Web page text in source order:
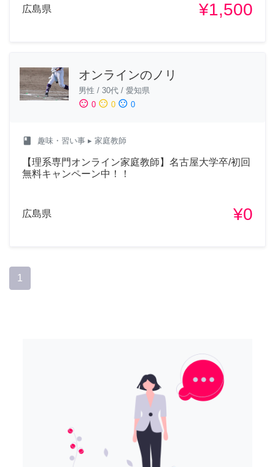
広島県 ¥1,500
オンラインのノリ
男性 / 30代 / 愛知県
sentiment_satisfied 0 sentiment_neutral 0 sentiment_dissatisfied 0
class 趣味・習い事 ▸ 家庭教師
【理系専門オンライン家庭教師】名古屋大学卒/初回
無料キャンペーン中！！
広島県 ¥0
1